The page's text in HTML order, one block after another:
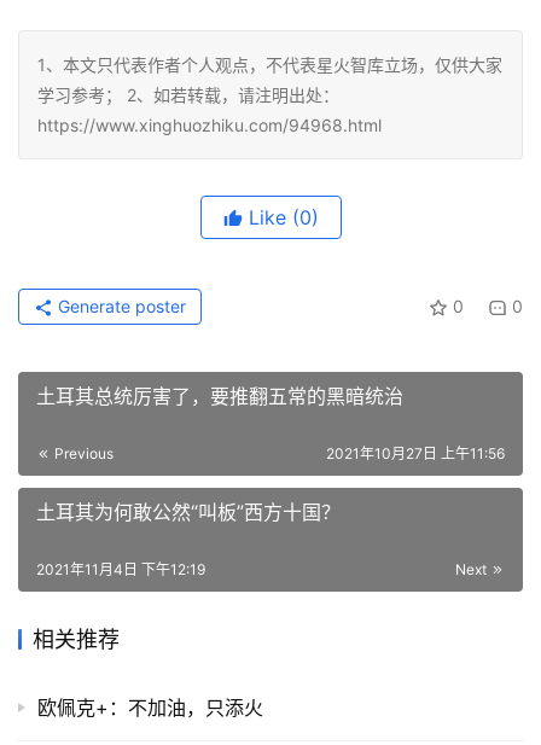
1、本文只代表作者个人观点，不代表星火智库立场，仅供大家
学习参考； 2、如若转载，请注明出处：
https://www.xinghuozhiku.com/94968.html
Like (0)
0 0
Generate poster
土耳其总统厉害了，要推翻五常的黑暗统治
Previous 2021年10月27日 上午11:56
土耳其为何敢公然“叫板”西方十国？
Next
2021年11月4日 下午12:19
相关推荐
欧佩克+：不加油，只添火